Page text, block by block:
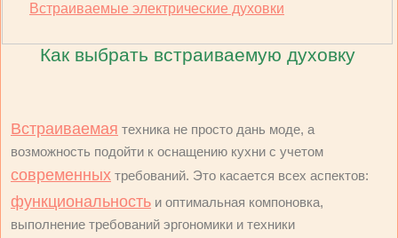
Встраиваемые электрические духовки
Как выбрать встраиваемую духовку
Встраиваемая техника не просто дань моде, а
возможность подойти к оснащению кухни с учетом
современных требований. Это касается всех аспектов:
функциональность и оптимальная компоновка,
выполнение требований эргономики и техники